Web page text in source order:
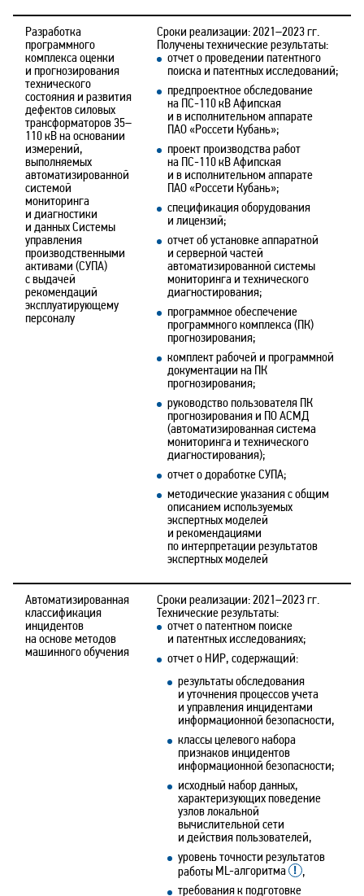
Разработка
программного
комплекса оценки
и прогнозирования
технического
состояния и развития
дефектов силовых
трансформаторов 35–
110 кВ на основании
измерений,
выполняемых
автоматизированной
системой
мониторинга
и диагностики
и данных Системы
управления
производственными
активами (СУПА)
с выдачей
рекомендаций
эксплуатирующему
персоналу
Сроки реализации: 2021–2023 гг.
Получены технические результаты:
отчет о проведении патентного
поиска и патентных исследований;
предпроектное обследование
на ПС-110 кВ Афипская
и в исполнительном аппарате
ПАО «Россети Кубань»;
проект производства работ
на ПС-110 кВ Афипская
и в исполнительном аппарате
ПАО «Россети Кубань»;
спецификация оборудования
и лицензий;
отчет об установке аппаратной
и серверной частей
автоматизированной системы
мониторинга и технического
диагностирования;
программное обеспечение
программного комплекса (ПК)
прогнозирования;
комплект рабочей и программной
документации на ПК
прогнозирования;
руководство пользователя ПК
прогнозирования и ПО АСМД
(автоматизированная система
мониторинга и технического
диагностирования);
отчет о доработке СУПА;
методические указания с общим
описанием используемых
экспертных моделей
и рекомендациями
по интерпретации результатов
экспертных моделей
Автоматизированная
классификация
инцидентов
на основе методов
машинного обучения
Сроки реализации: 2021–2023 гг.
Технические результаты:
отчет о патентном поиске
и патентных исследованиях;
отчет о НИР, содержащий:
результаты обследования
и уточнения процессов учета
и управления инцидентами
информационной безопасности,
классы целевого набора
признаков инцидентов
информационной безопасности;
исходный набор данных,
характеризующих поведение
узлов локальной
вычислительной сети
и действия пользователей,
уровень точности результатов
работы ML-алгоритма
,
требования к подготовке